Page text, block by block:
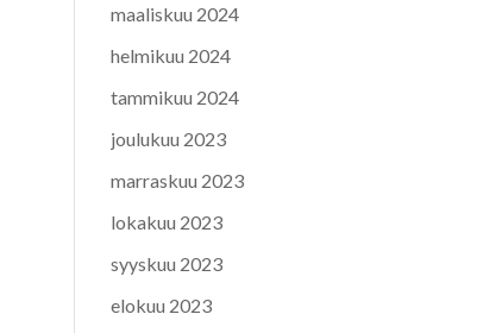
maaliskuu 2024
helmikuu 2024
tammikuu 2024
joulukuu 2023
marraskuu 2023
lokakuu 2023
syyskuu 2023
elokuu 2023